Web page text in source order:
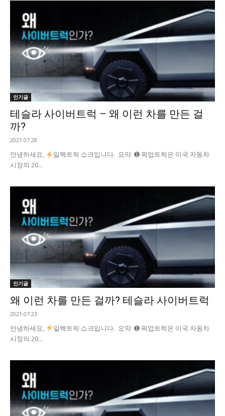
인기글
테슬라 사이버트럭 – 왜 이런 차를 만든 걸
까?
2021.07.28
안녕하세요,
일렉트릭 쇼크입니다. 요약 ➊ 픽업트럭은 미국 자동차
시장의 20...
인기글
왜 이런 차를 만든 걸까? 테슬라 사이버트럭
2021.07.23
안녕하세요,
일렉트릭 쇼크입니다. 요약 ➊ 픽업트럭은 미국 자동차
시장의 20...